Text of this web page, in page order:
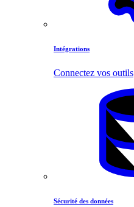
Intégrations
Connectez vos outils
Sécurité des données